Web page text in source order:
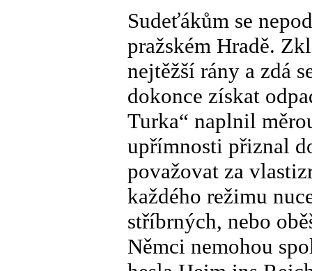
Sudeťákům se
pražském Hradě.
nejtěžší rány a zdá
dokonce získat
Turka“ naplnil
upřímnosti přiznal
považovat za
každého režimu
stříbrných, nebo
Němci nemohou